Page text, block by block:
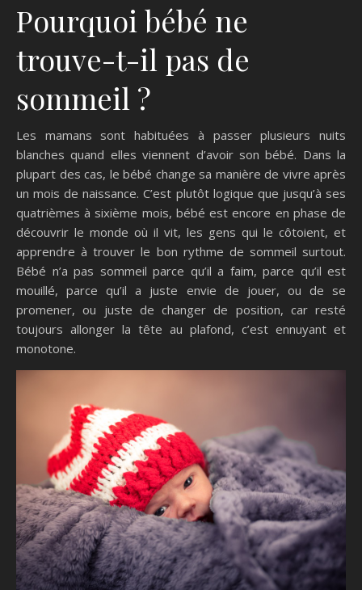
Pourquoi bébé ne
trouve-t-il pas de
sommeil ?
Les mamans sont habituées à passer plusieurs nuits
blanches quand elles viennent d’avoir son bébé. Dans la
plupart des cas, le bébé change sa manière de vivre après
un mois de naissance. C’est plutôt logique que jusqu’à ses
quatrièmes à sixième mois, bébé est encore en phase de
découvrir le monde où il vit, les gens qui le côtoient, et
apprendre à trouver le bon rythme de sommeil surtout.
Bébé n’a pas sommeil parce qu’il a faim, parce qu’il est
mouillé, parce qu’il a juste envie de jouer, ou de se
promener, ou juste de changer de position, car resté
toujours allonger la tête au plafond, c’est ennuyant et
monotone.